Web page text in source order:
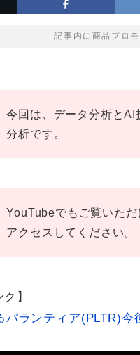
記事内に商品プロ
今回は、データ分析と
分析です。
YouTubeでもご覧いた
アクセスしてください。
】
パランティア(PLTR)